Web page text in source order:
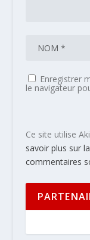
Enregistrer
le navigateur
Ce site utilise
savoir plus sur
commentaires